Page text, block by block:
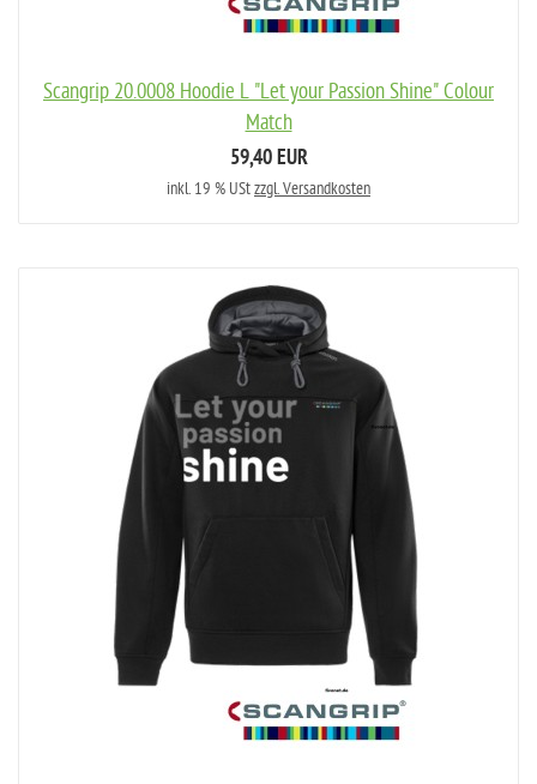
Scangrip 20.0008 Hoodie L "Let your Passion Shine" Colour
Match
59,40 EUR
inkl. 19 % UStzzgl. Versandkosten